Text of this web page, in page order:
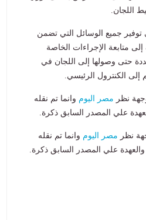
اللجان.
توفير جميع الوسائل التي تضمن
متابعة الإجراءات الخاصة
حتى وصولها إلى اللجان في
إلى الكنترول الرئيسي.
نظر مصر اليوم وانما تم نقله
علي المصدر السابق ذكرة.
نظر مصر اليوم وانما تم نقله
علي المصدر السابق ذكرة.